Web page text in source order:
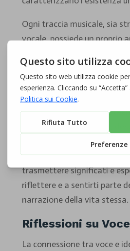
Ogni traccia musicale, sia
vocale, possiede un proprio
spirale crescente di
tema semplice che si evolve,
storia di attesa e di
canzoni di Bruce
intere vite in pochi versi,
americano attraverso storie
resilienza. La capacità della
trasmettere significati e
riflettere e a sentirti parte
narrazione della vita stessa.
Riflessioni su
La connessione tra voce e